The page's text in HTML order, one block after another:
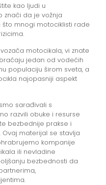
kao ljudi u
znači da je vožnja
mnogi motociklisti rade
motocikala, vi znate
jedan od vodećih
populaciju širom sveta, a
najopasniji aspekt
sarađivali s
razvili obuke i resurse
bezbednije prakse i
materijal se stavlja
kompanije
ili nevladine
bezbednosti da